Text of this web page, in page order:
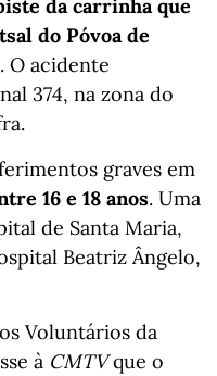
da carrinha que
do Póvoa de
. O acidente
374, na zona do
graves em
16 e 18 anos. Uma
de Santa Maria,
Beatriz Ângelo,
Voluntários da
à CMTVque o